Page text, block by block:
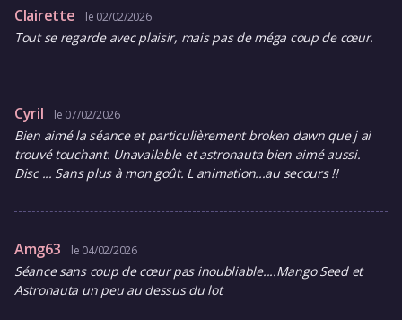
Clairette le 02/02/2026
Tout se regarde avec plaisir, mais pas de méga coup de cœur.
Cyril le 07/02/2026
Bien aimé la séance et particulièrement broken dawn que j ai
trouvé touchant. Unavailable et astronauta bien aimé aussi.
Disc ... Sans plus à mon goût. L animation...au secours !!
Amg63 le 04/02/2026
Séance sans coup de cœur pas inoubliable....Mango Seed et
Astronauta un peu au dessus du lot